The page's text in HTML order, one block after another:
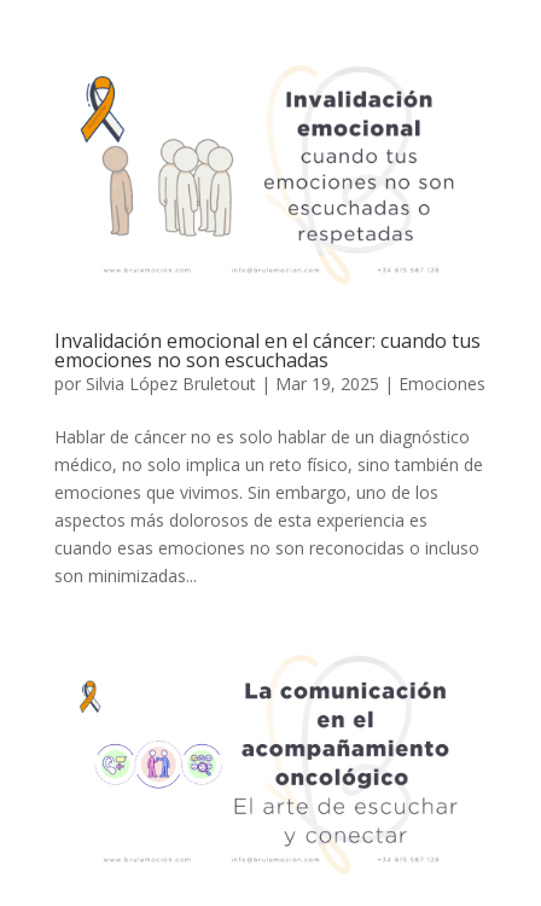
Invalidación emocional en el cáncer: cuando tus
emociones no son escuchadas
por Silvia López Bruletout| Mar 19, 2025 | Emociones
Hablar de cáncer no es solo hablar de un diagnóstico
médico, no solo implica un reto físico, sino también de
emociones que vivimos. Sin embargo, uno de los
aspectos más dolorosos de esta experiencia es
cuando esas emociones no son reconocidas o incluso
son minimizadas...